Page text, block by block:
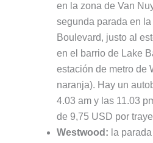
en la zona de Van
segunda parada en
Boulevard, justo al
en el barrio de Lake
estación de metro de
naranja). Hay un
4.03 am y las 11.03
de 9,75 USD por
Westwood: la